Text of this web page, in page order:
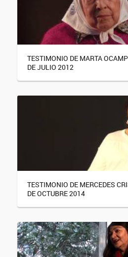
TESTIMONIO DE MARTA
DE JULIO 2012
TESTIMONIO DE MERCEDES
DE OCTUBRE 2014